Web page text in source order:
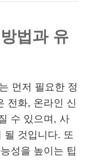
법과 유
먼저 필요한 정
전화, 온라인 신
수 있으며, 사
될 것입니다. 또
성을 높이는 팁